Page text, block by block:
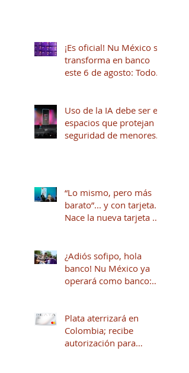
¡Es oficial! Nu México se
transforma en banco
este 6 de agosto: Todo
Uso de la IA debe ser en
espacios que protejan la
seguridad de menores
“Lo mismo, pero más
barato”... y con tarjeta.
Nace la nueva tarjeta de
¿Adiós sofipo, hola
banco! Nu México ya
operará como banco:
Plata aterrizará en
Colombia; recibe
autorización para